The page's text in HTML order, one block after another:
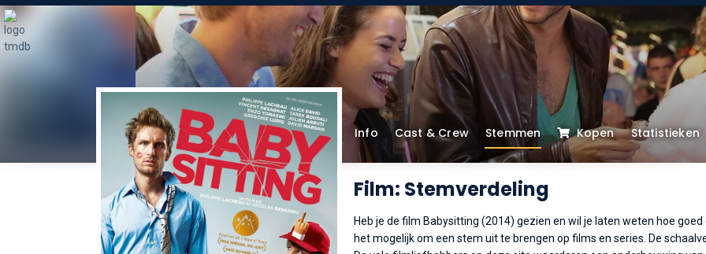
Info Cast & Crew Stemmen Kopen Statistieken
Film: Stemverdeling
Heb je de film Babysitting (2014) gezien en wil je laten weten hoe
het mogelijk om een stem uit te brengen op films en series. De